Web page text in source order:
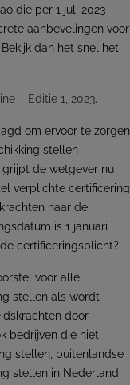
die per 1 juli 2023
aanbevelingen voor
dan het snel het
– Editie 1, 2023.
om ervoor te zorgen
stellen –
de wetgever nu
verplichte certificering
naar de
is 1 januari
certificeringsplicht?
voor alle
stellen als wordt
door
bedrijven die niet-
stellen, buitenlandse
stellen in Nederland